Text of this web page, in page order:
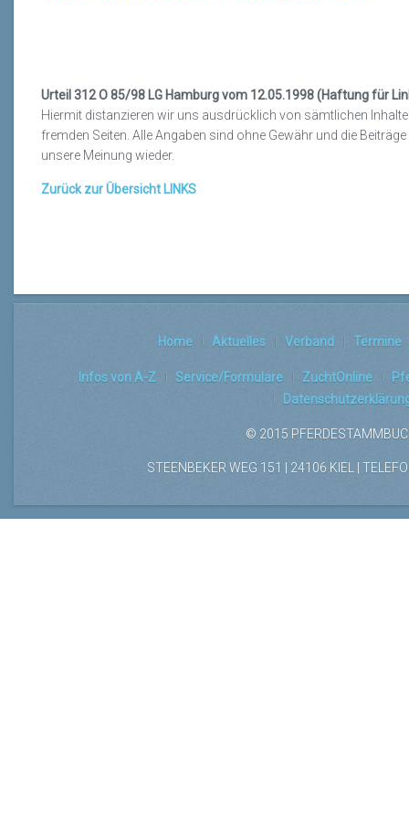
Urteil 312 O 85/98 LG Hamburg vom 12.05.1998 (Haftung für
Hiermit distanzieren wir uns ausdrücklich von sämtlichen
fremden Seiten. Alle Angaben sind ohne Gewähr und die
unsere Meinung wieder.
Zurück zur Übersicht LINKS
Home Aktuelles Verband Termine
Infos von A-Z Service/Formulare ZuchtOnline
© 2015
STEENBEKER WEG 151 | 24106 KIEL |